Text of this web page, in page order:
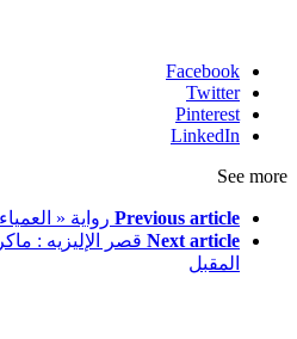
Facebook
Twitter
Pinterest
LinkedIn
See more
Previous article رواية «
Next article قصر الإليزيه :
المقبل